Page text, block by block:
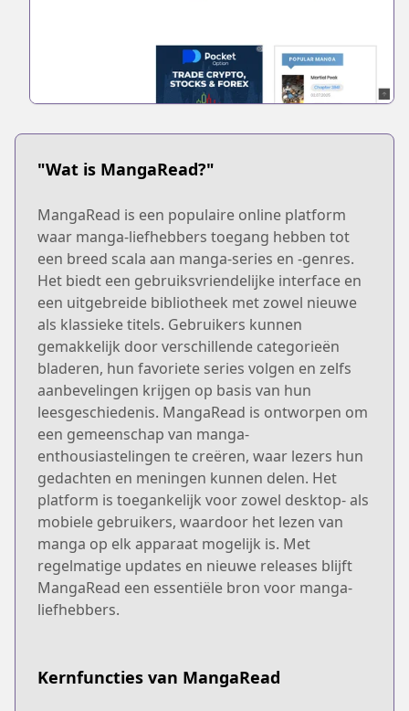
"Wat is MangaRead?"
MangaRead is een populaire online platform
waar manga-liefhebbers toegang hebben tot
een breed scala aan manga-series en -genres.
Het biedt een gebruiksvriendelijke interface en
een uitgebreide bibliotheek met zowel nieuwe
als klassieke titels. Gebruikers kunnen
gemakkelijk door verschillende categorieën
bladeren, hun favoriete series volgen en zelfs
aanbevelingen krijgen op basis van hun
leesgeschiedenis. MangaRead is ontworpen om
een gemeenschap van manga-
enthousiastelingen te creëren, waar lezers hun
gedachten en meningen kunnen delen. Het
platform is toegankelijk voor zowel desktop- als
mobiele gebruikers, waardoor het lezen van
manga op elk apparaat mogelijk is. Met
regelmatige updates en nieuwe releases blijft
MangaRead een essentiële bron voor manga-
liefhebbers.
Kernfuncties van MangaRead